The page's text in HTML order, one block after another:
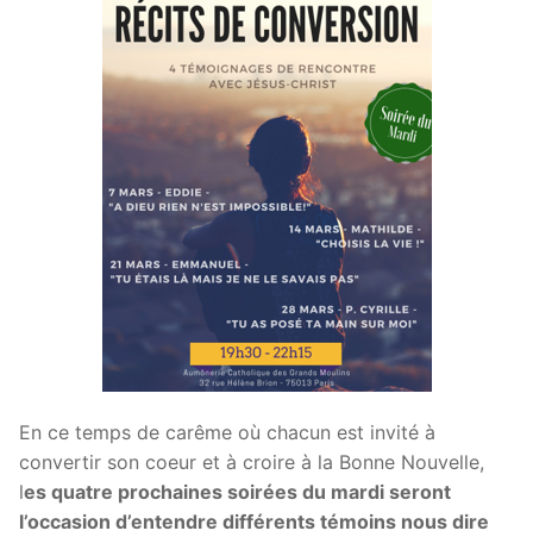
En ce temps de carême où chacun est invité à
convertir son coeur et à croire à la Bonne Nouvelle,
les quatre prochaines soirées du mardi seront
l’occasion d’entendre différents témoins nous dire